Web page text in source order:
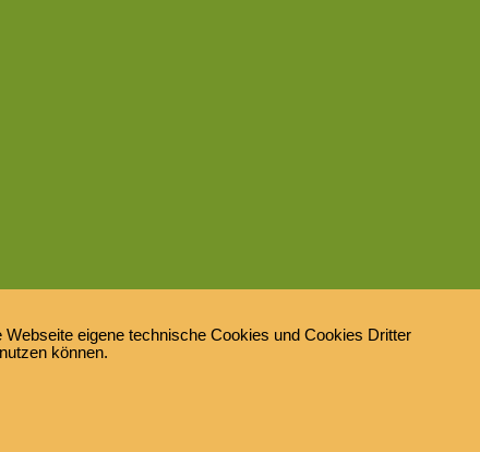
eigene technische Cookies und Cookies Dritter
können.